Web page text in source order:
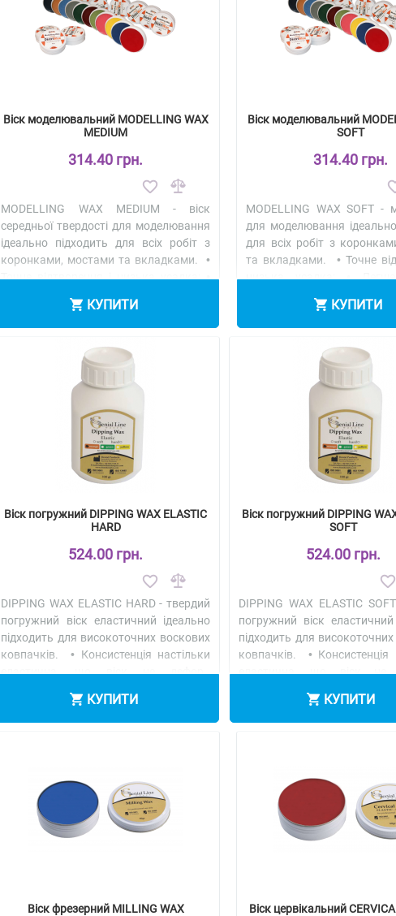
Віск моделювальний MODELLING WAX
MEDIUM
314.40 грн.
MODELLING WAX MEDIUM - віск
середньої твердості для моделювання
ідеально підходить для всіх робіт з
коронками, мостами та вкладками. •
Точне відтворення і низька усадка; •
КУПИТИ
Віск моделювальний
SOFT
314.40 грн.
MODELLING WAX SOFT -
для моделювання
для всіх робіт з
та вкладками. • Точне
низька усадка; •
КУПИТИ
Віск погружний DIPPING WAX ELASTIC
HARD
524.00 грн.
DIPPING WAX ELASTIC HARD - твердий
погружний віск еластичний ідеально
підходить для високоточних воскових
ковпачків. • Консистенція настільки
еластична, що віск не дефор..
КУПИТИ
Віск погружний DIPPING
SOFT
524.00 грн.
DIPPING WAX ELASTIC
погружний віск
підходить для
ковпачків. • Консистенція
еластична, що віск не
КУПИТИ
Віск фрезерний MILLING WAX
Віск цервікальний